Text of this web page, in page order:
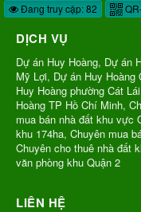
Đang truy cập: 82
DỊCH VỤ
Dự án Huy Hoàng, Dự án
Mỹ Lợi, Dự án Huy Hoàng
Huy Hoàng phường Cát
Hoàng TP Hồ Chí Minh,
mua bán nhà đất khu vực
khu 174ha, Chuyên mua
Chuyên cho thuê nhà đất
văn phòng khu Quận 2
LIÊN HỆ